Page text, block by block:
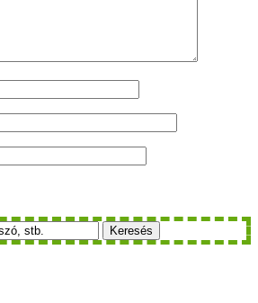
Keresés